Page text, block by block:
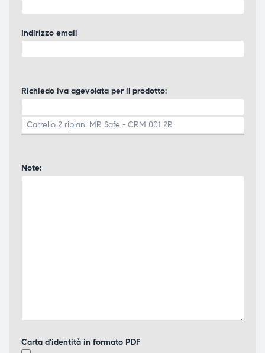
Indirizzo email
Richiedo iva agevolata per il prodotto:
Note:
Carta d'identità in formato PDF